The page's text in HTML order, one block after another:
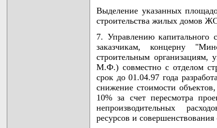
Выделение указанных
строительства жилых домов
7. Управлению капитального
заказчикам, концерну
строительным организациям,
М.Ф.) совместно с отделом
срок до 01.04.97 года
снижение стоимости
10% за счет пересмотра
непроизводительных
ресурсов и